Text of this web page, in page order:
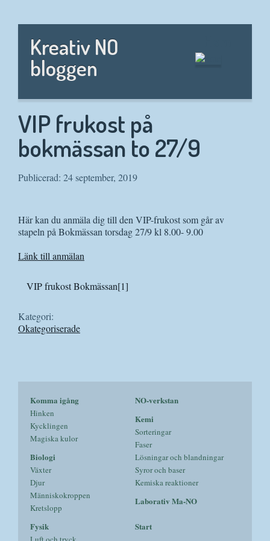
Kreativ NO
bloggen
VIP frukost på
bokmässan to 27/9
Publicerad: 24 september, 2019
Här kan du anmäla dig till den VIP-frukost som går av
stapeln på Bokmässan torsdag 27/9 kl 8.00- 9.00
Länk till anmälan
VIP frukost Bokmässan[1]
Kategori:
Okategoriserade
Komma igång
Hinken
Kycklingen
Magiska kulor
Biologi
Växter
Djur
Människokroppen
Kretslopp
NO-verkstan
Kemi
Sorteringar
Faser
Lösningar och blandningar
Syror och baser
Kemiska reaktioner
Laborativ Ma-NO
Fysik
Start